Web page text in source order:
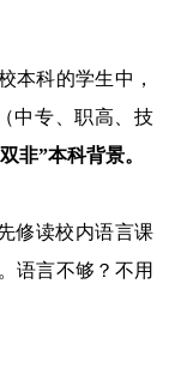
本科的学生中，
中专、职高、技
非”本科背景。
修读校内语言课
。语言不够？不用